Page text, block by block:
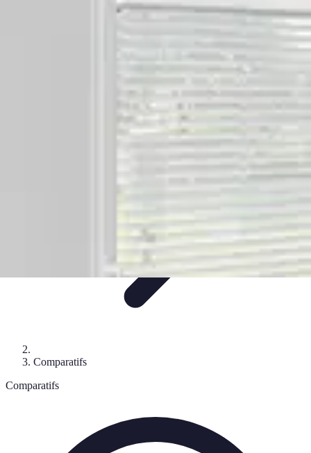
Installation et
Entretien et Maintenance
Comparatifs
Comparatifs